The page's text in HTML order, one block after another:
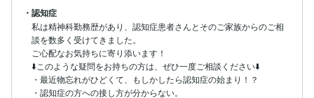
・認知症
私は精神科勤務歴があり、認知症患者さんとそのご家族からのご相
談を数多く受けてきました。
ご心配なお気持ちに寄り添います！
⬇️このような疑問をお持ちの方は、ぜひ一度ご相談ください⬇️
・最近物忘れがひどくて、もしかしたら認知症の始まり！？
・認知症の方への接し方が分からない。